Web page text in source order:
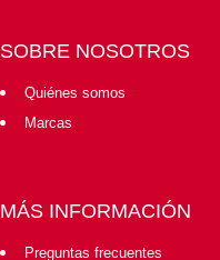
SOBRE NOSOTROS
Quiénes somos
Marcas
MÁS INFORMACIÓN
Preguntas frecuentes